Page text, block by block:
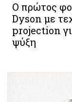
Ο πρώτος
Dyson με
projection
ψύξη